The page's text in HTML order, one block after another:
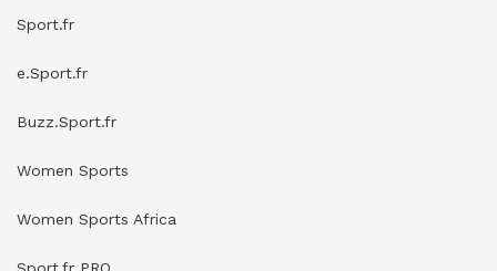
Sport.fr
e.Sport.fr
Buzz.Sport.fr
Women Sports
Women Sports Africa